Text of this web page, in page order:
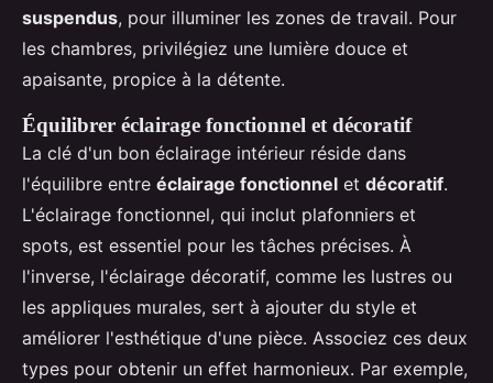
suspendus, pour illuminer les zones de travail. Pour
les chambres, privilégiez une lumière douce et
apaisante, propice à la détente.
Équilibrer éclairage fonctionnel et décoratif
La clé d'un bon éclairage intérieur réside dans
l'équilibre entre éclairage fonctionnel et décoratif.
L'éclairage fonctionnel, qui inclut plafonniers et
spots, est essentiel pour les tâches précises. À
l'inverse, l'éclairage décoratif, comme les lustres ou
les appliques murales, sert à ajouter du style et
améliorer l'esthétique d'une pièce. Associez ces deux
types pour obtenir un effet harmonieux. Par exemple,